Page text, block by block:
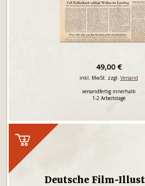
49,00 €
inkl. MwSt. zzgl. Versand
versandfertig innerhalb
1-2 Arbeitstage
Deutsche Film-